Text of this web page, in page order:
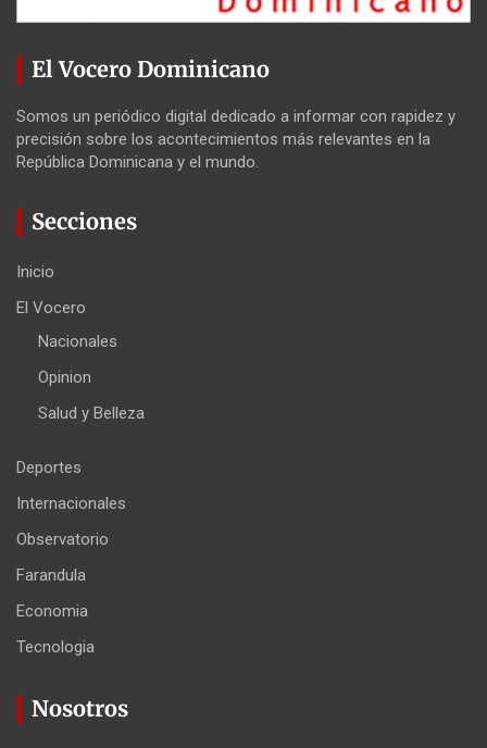
El Vocero Dominicano
Somos un periódico digital dedicado a informar con rapidez y
precisión sobre los acontecimientos más relevantes en la
República Dominicana y el mundo.
Secciones
Inicio
El Vocero
Nacionales
Opinion
Salud y Belleza
Deportes
Internacionales
Observatorio
Farandula
Economia
Tecnologia
Nosotros